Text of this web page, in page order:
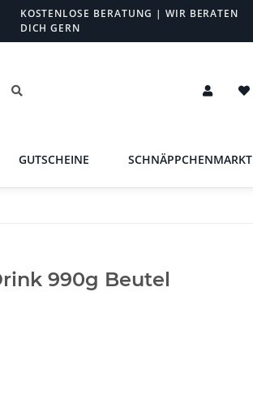
KOSTENLOSE BERATUNG | WIR BERATEN
DICH GERN
GUTSCHEINE SCHNÄPPCHENMARKT
990g Beutel